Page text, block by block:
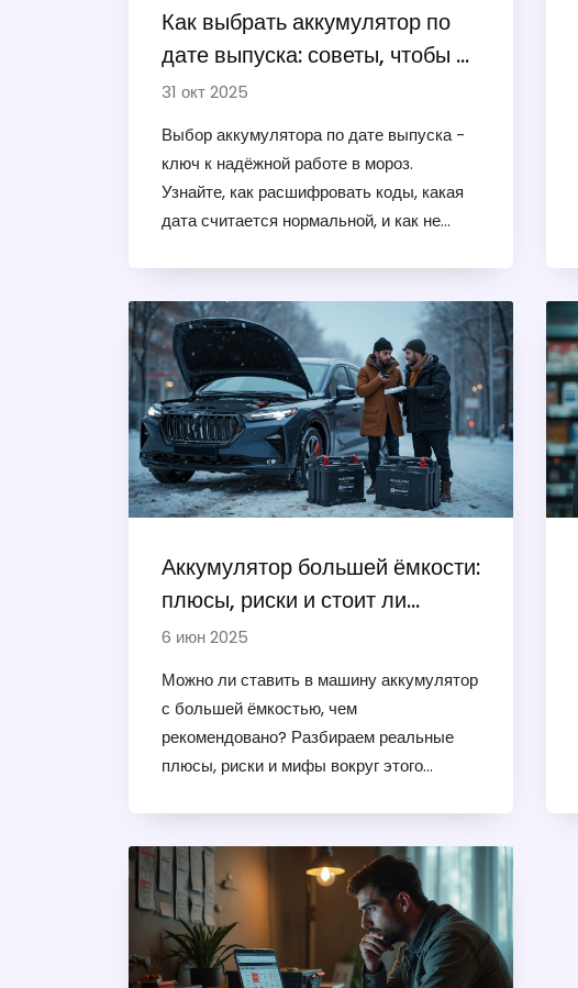
Как выбрать аккумулятор по
дате выпуска: советы, чтобы не
переплатить и не сесть на
дороге
31 окт 2025
Выбор аккумулятора по дате выпуска -
ключ к надёжной работе в мороз.
Узнайте, как расшифровать коды, какая
дата считается нормальной, и как не
Аккумулятор большей ёмкости:
плюсы, риски и стоит ли
менять штатный АКБ
6 июн 2025
Можно ли ставить в машину аккумулятор
с большей ёмкостью, чем
рекомендовано? Разбираем реальные
плюсы, риски и мифы вокруг этого
генератора и весь электрооборудование.
Обсудим, при каких условиях апгрейд
оправдан, а когда стоит придерживаться
заводских рекомендаций. Получите
практичные советы для правильного